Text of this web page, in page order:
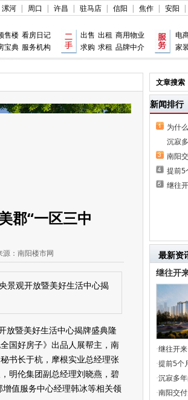
漯河 | 周口 | 许昌 | 驻马店 | 信阳 | 焦作 | 安阳 |
售楼 看房日记
宝典 服务机构
出售 出租 商用物业
求购 求租 品牌中介
电
家
郡“一区三中
源：南阳楼市网
景观开放暨美好生活中心揭
放暨美好生活中心揭牌盛典隆
国好房子》出品人展帮主，南
书长于杭，摩根实业总经理张
明伦集团副总经理刘晓燕，碧
值服务中心经理韩冰等相关领
文章搜索
新闻排行
为什
沉寂
南阳
提前5
继往
最新资
继往开
·继往开
·提前5个
·沉寂多
·南阳交